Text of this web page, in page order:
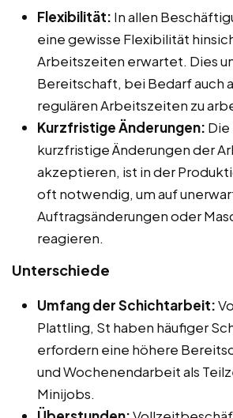
Flexibilität: In allen
eine gewisse Flexibilität
Arbeitszeiten erwartet. Dies
Bereitschaft, bei Bedarf auch
regulären Arbeitszeiten zu
Kurzfristige Änderungen: Die
kurzfristige Änderungen der
akzeptieren, ist in der
oft notwendig, um auf
Auftragsänderungen oder
reagieren.
Unterschiede
Umfang der Schichtarbeit:
Plattling, St haben häufiger
erfordern eine höhere
und Wochenendarbeit als
Minijobs.